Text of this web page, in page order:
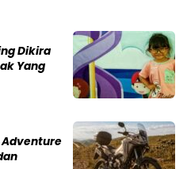
Dikira
Yang
Adventure